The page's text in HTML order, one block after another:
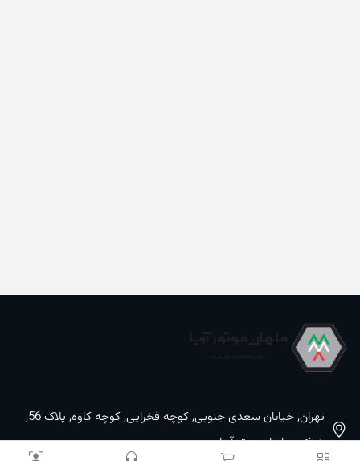
تهران, خیابان سعدی جنوبی, کوچه فخرایی, کوچه کاوه, پلاک 56,
شرکت ماهان موتورآریا